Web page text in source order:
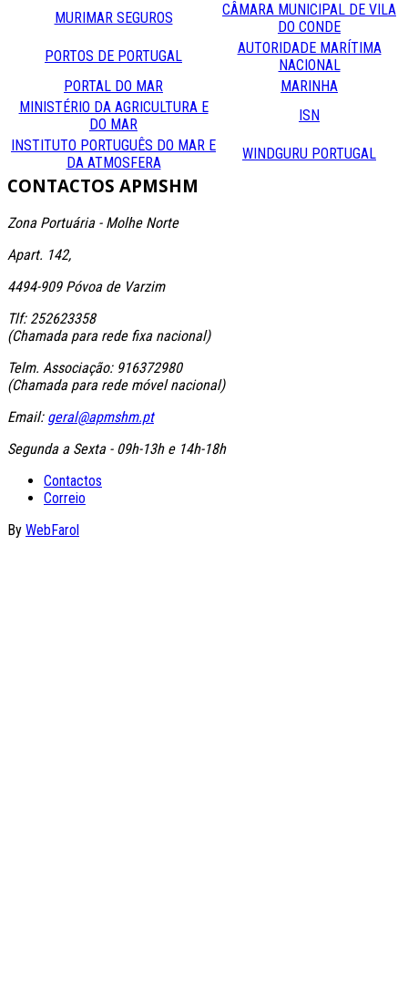
MURIMAR SEGUROS
CÂMARA MUNICIPAL DE VILA
DO CONDE
PORTOS DE PORTUGAL
AUTORIDADE MARÍTIMA
NACIONAL
PORTAL DO MAR
MARINHA
MINISTÉRIO DA AGRICULTURA E
DO MAR
ISN
INSTITUTO PORTUGUÊS DO MAR E
DA ATMOSFERA
WINDGURU PORTUGAL
CONTACTOS APMSHM
Zona Portuária - Molhe Norte
Apart. 142,
4494-909 Póvoa de Varzim
Tlf: 252623358
(Chamada para rede fixa nacional)
Telm. Associação: 916372980
(Chamada para rede móvel nacional)
Email: geral@apmshm.pt
Segunda a Sexta - 09h-13h e 14h-18h
Contactos
Correio
By WebFarol